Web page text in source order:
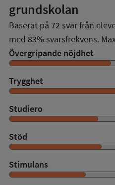
grundskolan
Baserat på 72 svar från
med 83% svarsfrekvens.
Övergripande nöjdhet
Trygghet
Studiero
Stöd
Stimulans